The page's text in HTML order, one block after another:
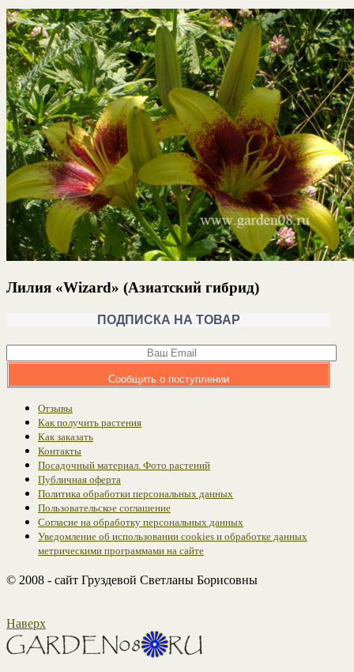
Лилия «Wizard» (Азиатский гибрид)
ПОДПИСКА НА ТОВАР
Сообщить о поступлении
Отзывы
Как получить растения
Как заказать
Контакты
Посадочный материал. Фото растений
Публичная оферта
Политика обработки персональных данных
Пользовательское соглашение
Согласие на обработку персональных данных
Уведомление об использовании cookies и обработке данных
метрическими программами на сайте
© 2008 - сайт Груздевой Светланы Борисовны
Наверх